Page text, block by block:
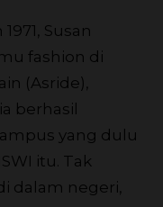
Susan
fashion di
(Asride),
berhasil
yang dulu
itu. Tak
dalam negeri,